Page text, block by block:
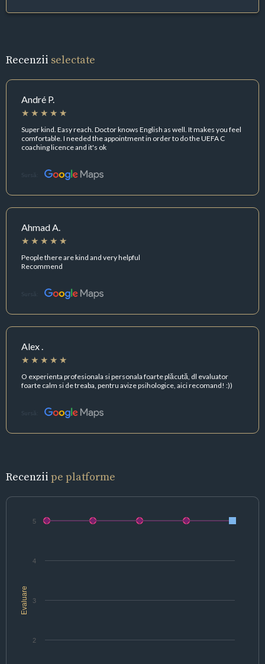
Recenzii selectate
André P.
Super kind. Easy reach. Doctor knows English as well. It makes you feel
comfortable. I needed the appointment in order to do the UEFA C
coaching licence and it's ok
Sursă:
Ahmad A.
People there are kind and very helpful
Recommend
Sursă:
Alex .
O experienta profesionala si personala foarte plăcută, dl evaluator
foarte calm si de treaba, pentru avize psihologice, aici recomand! :))
Sursă:
Recenzii pe platforme
Evaluare
2
3
4
5